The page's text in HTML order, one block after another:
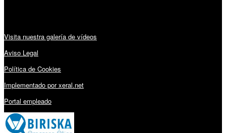
Visita nuestra galería de vídeos
Aviso Legal
Política de Cookies
Implementado por xeral.net
Portal empleado